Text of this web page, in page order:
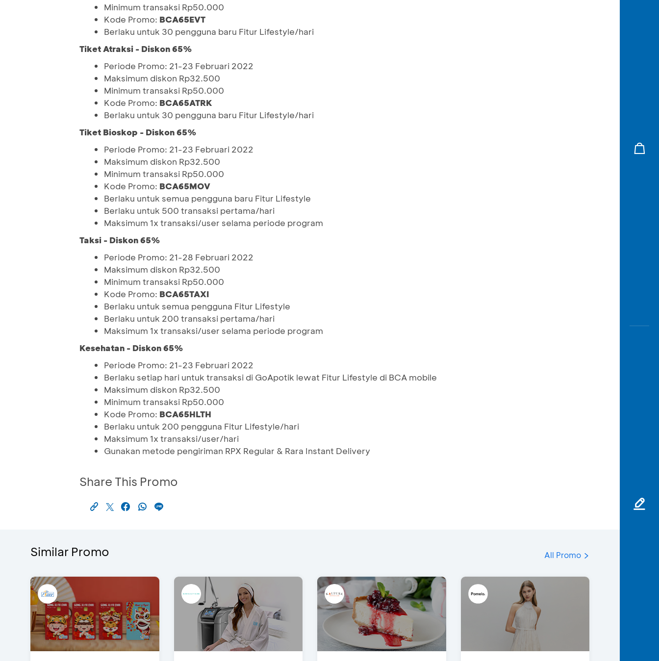
Minimum transaksi Rp50.000
Kode Promo: BCA65EVT
Berlaku untuk 30 pengguna baru Fitur Lifestyle/hari
Tiket Atraksi - Diskon 65%
Periode Promo: 21-23 Februari 2022
Maksimum diskon Rp32.500
Minimum transaksi Rp50.000
Kode Promo: BCA65ATRK
Berlaku untuk 30 pengguna baru Fitur Lifestyle/hari
Tiket Bioskop - Diskon 65%
Periode Promo: 21-23 Februari 2022
Maksimum diskon Rp32.500
Minimum transaksi Rp50.000
Kode Promo: BCA65MOV
Berlaku untuk semua pengguna baru Fitur Lifestyle
Berlaku untuk 500 transaksi pertama/hari
Maksimum 1x transaksi/user selama periode program
Taksi - Diskon 65%
Periode Promo: 21-28 Februari 2022
Maksimum diskon Rp32.500
Minimum transaksi Rp50.000
Kode Promo: BCA65TAXI
Berlaku untuk semua pengguna Fitur Lifestyle
Berlaku untuk 200 transaksi pertama/hari
Maksimum 1x transaksi/user selama periode program
Kesehatan - Diskon 65%
Periode Promo: 21-23 Februari 2022
Berlaku setiap hari untuk transaksi di GoApotik lewat Fitur Lifestyle di BCA mobile
Maksimum diskon Rp32.500
Minimum transaksi Rp50.000
Kode Promo: BCA65HLTH
Berlaku untuk 200 pengguna Fitur Lifestyle/hari
Maksimum 1x transaksi/user/hari
Gunakan metode pengiriman RPX Regular & Rara Instant Delivery
Share This Promo
Similar Promo All Promo